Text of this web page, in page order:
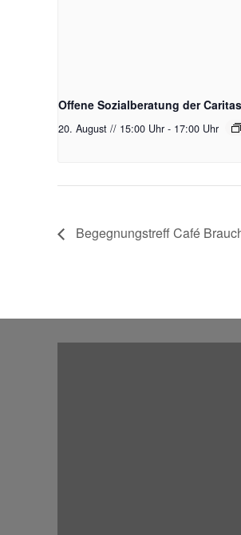
Offene Sozialberatung der Caritas
20. August // 15:00 Uhr - 17:00 Uhr
Begegnungstreff Café